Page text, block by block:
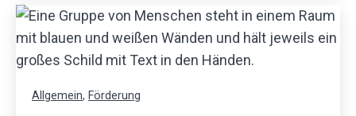
Allgemein, Förderung